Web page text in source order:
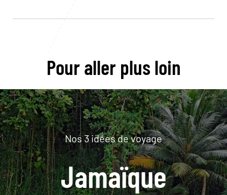
Pour aller plus loin
Nos 3 idées de voyage
Jamaïque